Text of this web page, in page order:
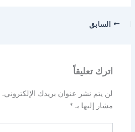
السابق
اترك تعليقاً
لن يتم نشر عنوان بريدك الإلكتروني.
مشار إليها بـ*